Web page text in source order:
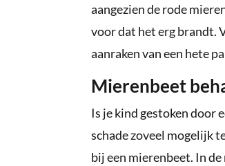
aangezien de rode
voor dat het erg brandt.
aanraken van een hete
Mierenbeet
Is je kind gestoken door
schade zoveel mogelijk
bij een mierenbeet. In